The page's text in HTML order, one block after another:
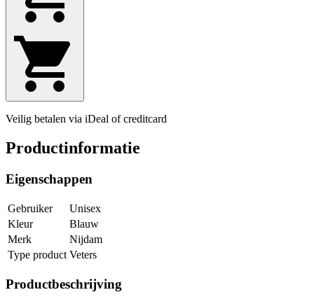
Veilig betalen via iDeal of creditcard
Productinformatie
Eigenschappen
Gebruiker
Unisex
Kleur
Blauw
Merk
Nijdam
Type product Veters
Productbeschrijving